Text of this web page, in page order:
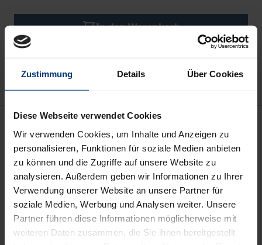
Zustimmung Details Über Cookies
Diese Webseite verwendet Cookies
Wir verwenden Cookies, um Inhalte und Anzeigen zu
personalisieren, Funktionen für soziale Medien anbieten
zu können und die Zugriffe auf unsere Website zu
analysieren. Außerdem geben wir Informationen zu Ihrer
Verwendung unserer Website an unsere Partner für
soziale Medien, Werbung und Analysen weiter. Unsere
Partner führen diese Informationen möglicherweise mit
weiteren Daten zusammen, die Sie ihnen bereitgestellt
In den Warenkorb
Zur Wunschliste hinzufügen
Hinweise zu Versandkosten
Beschreibung
Band 6 der Landauer Beiträge zur Kultur- und
Sozialgeschichte setzt eine Reihe von
Sammelbänden fort, in denen sich
Fachwissenschaftlerinnen und Fachwissenschaftler
unterschiedlicher Disziplinen mit übergreifenden
Phänomenen der Kultur- und Sozialgeschichte